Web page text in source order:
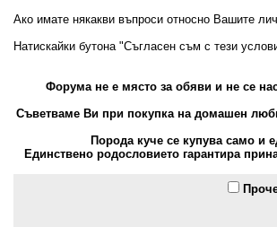
Ако имате някакви въпроси относно Вашите
Натискайки бутона "Съгласен съм с тези
Форума не е място за обяви и не се
Съветваме Ви при покупка на домашен
Порода куче се купува само и
Единствено родословието гарантира